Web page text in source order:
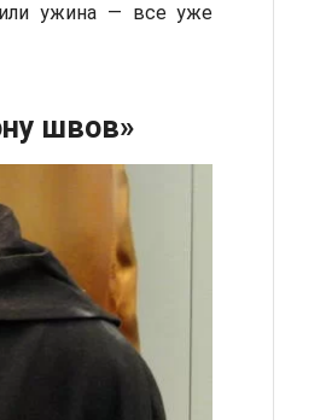
или ужина — все уже
швов»